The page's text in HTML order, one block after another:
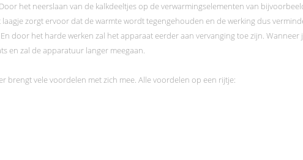
het neerslaan van de kalkdeeltjes op de verwarmingselementen van
zorgt ervoor dat de warmte wordt tegengehouden en de werking dus
door het harde werken zal het apparaat eerder aan vervanging toe zijn.
en zal de apparatuur langer meegaan.
brengt vele voordelen met zich mee. Alle voordelen op een rijtje: